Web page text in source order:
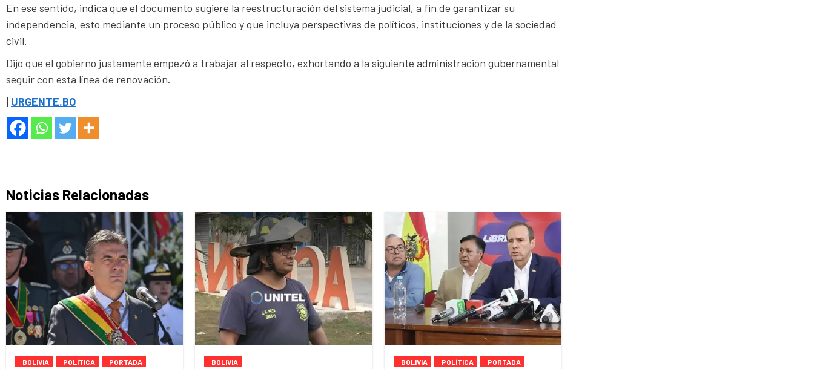
En ese sentido, indica que el documento sugiere la reestructuración del sistema judicial, a fin de garantizar su
independencia, esto mediante un proceso público y que incluya perspectivas de políticos, instituciones y de la sociedad
civil.
Dijo que el gobierno justamente empezó a trabajar al respecto, exhortando a la siguiente administración gubernamental
seguir con esta línea de renovación.
| URGENTE.BO
Noticias Relacionadas
BOLIVIA POLÍTICA PORTADA BOLIVIA BOLIVIA POLÍTICA PORTADA